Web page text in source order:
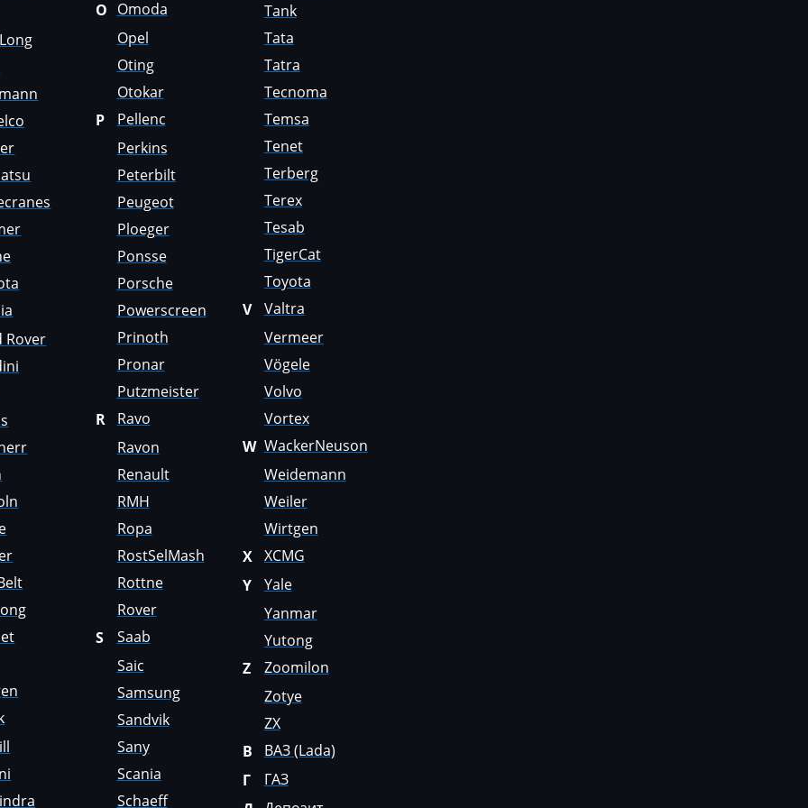
Rover
O Omoda
Opel
Oting
Otokar
P
Pellenc
Perkins
Peterbilt
Peugeot
Ploeger
Ponsse
Porsche
Powerscreen
Prinoth
Pronar
Putzmeister
R
Ravo
Ravon
Renault
RMH
Ropa
RostSelMash
Rottne
Rover
S
Saab
Saic
Samsung
Sandvik
Sany
Scania
Schaeff
Tank
Tata
Tatra
Tecnoma
Temsa
Tenet
Terberg
Terex
Tesab
TigerCat
Toyota
V
Valtra
Vermeer
Vögele
Volvo
Vortex
W WackerNeuson
Weidemann
Weiler
Wirtgen
X
XCMG
Y
Yale
Yanmar
Yutong
Z
Zoomilon
Zotye
ZX
В
ВАЗ (Lada)
Г
ГАЗ